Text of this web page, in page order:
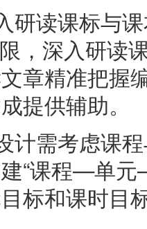
研读课标与
，深入研读
章精准把握
提供辅助。
计需考虑课
“课程—单
标和课时目